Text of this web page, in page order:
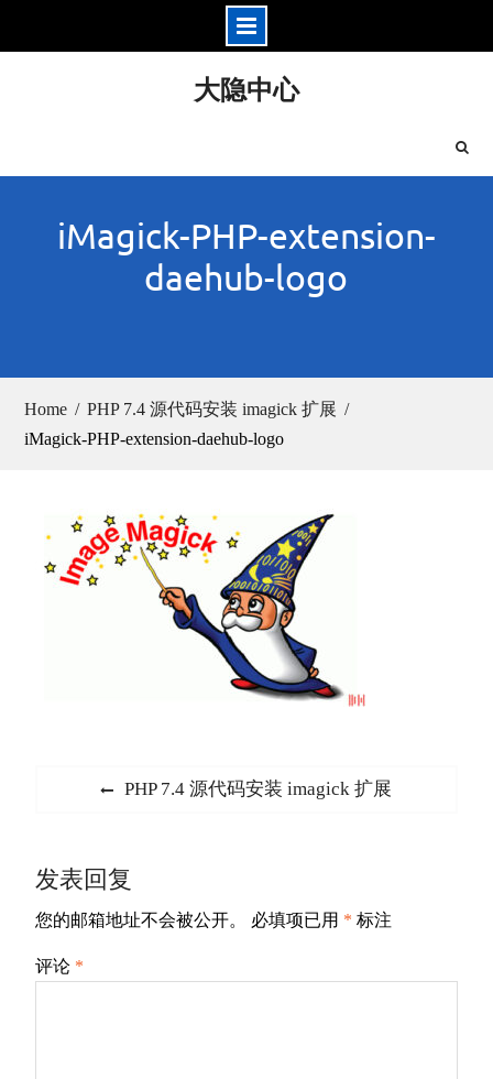
大隐中心
iMagick-PHP-extension-
daehub-logo
Home
PHP 7.4 源代码安装 imagick 扩展
iMagick-PHP-extension-daehub-logo
航
Previous
PHP 7.4 源代码安装 imagick 扩展
发表回复
您的邮箱地址不会被公开。 必填项已用 * 标注
评论 *